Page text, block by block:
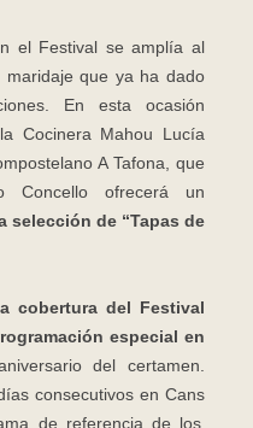
el Festival se amplía al
que ya ha dado
En esta ocasión
Cocinera Mahou Lucía
A Tafona, que
ofrecerá un
selección de “Tapas de
cobertura del Festival
especial en
del certamen.
consecutivos en Cans
de referencia de los